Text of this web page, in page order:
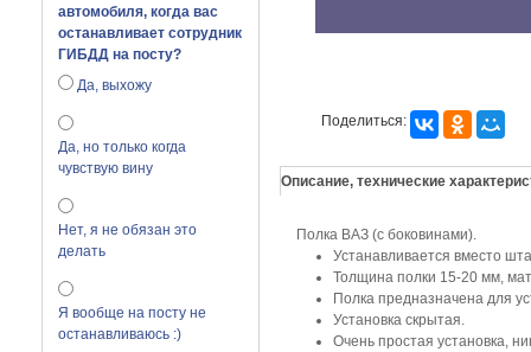
автомобиля, когда вас
останавливает сотрудник
ГИБДД на посту?
Да, выхожу
Да, но только когда
чувствую вину
Нет, я не обязан это
делать
Я вообще на посту не
останавливаюсь :)
Поделиться:
Описание, технические
Полка ВАЗ (с боковинами).
Устанавливается вместо
Толщина полки 15-20 мм,
Полка предназначена для
Установка скрытая.
Очень простая установка,